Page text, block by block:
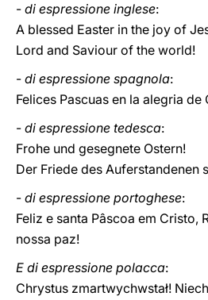
- di espressione inglese:
A blessed Easter in the joy of
Lord and Saviour of the world!
- di espressione spagnola:
Felices Pascuas en la alegria
- di espressione tedesca:
Frohe und gesegnete Ostern!
Der Friede des Auferstandenen
- di espressione portoghese:
Feliz e santa Pâscoa em Cristo,
nossa paz!
E di espressione polacca:
Chrystus zmartwychwstał!